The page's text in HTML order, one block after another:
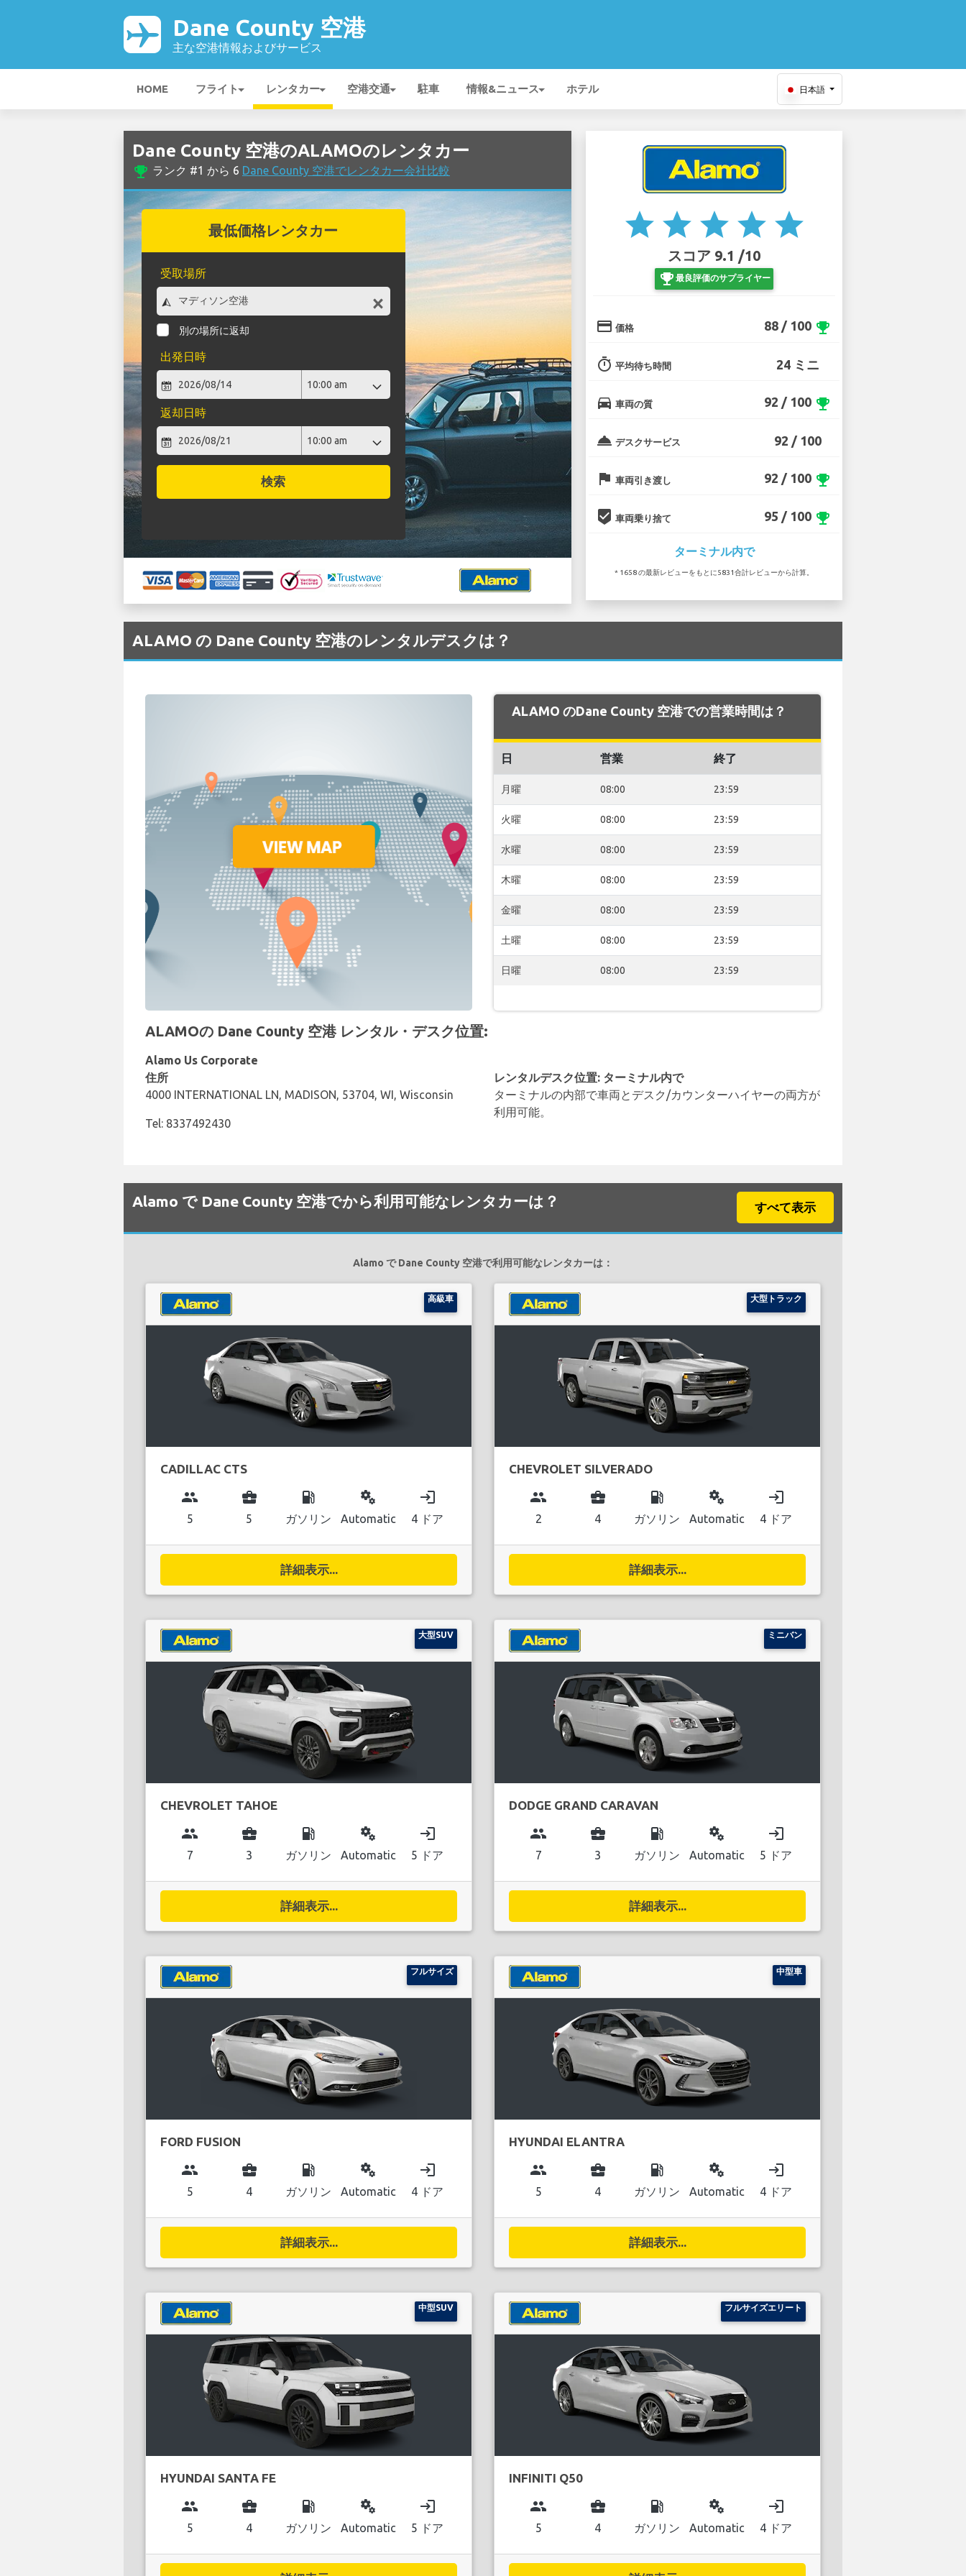
Dane County 空港
主な空港情報およびサービス
HOME フライト レンタカー 空港交通 駐車 情報&ニュース ホテル 日本語
Dane County 空港のALAMOのレンタカー
emoji_events ランク #1 から 6 Dane County 空港でレンタカー会社比較
最低価格レンタカー
受取場所
別の場所に返却
出発日時
返却日時
検索
star star star star star
スコア 9.1 /10
emoji_events 最良評価のサプライヤー
credit_card 価格 88 / 100 emoji_events
timer 平均待ち時間 24 ミニ
directions_car 車両の質 92 / 100 emoji_events
room_service デスクサービス 92 / 100
flag 車両引き渡し 92 / 100 emoji_events
beenhere 車両乗り捨て 95 / 100 emoji_events
ターミナル内で
* 1658 の最新レビューをもとに5831合計レビューから計算。
ALAMO の Dane County 空港のレンタルデスクは？
ALAMO のDane County 空港での営業時間は？
日 営業 終了
月曜 08:00 23:59
火曜 08:00 23:59
水曜 08:00 23:59
木曜 08:00 23:59
金曜 08:00 23:59
土曜 08:00 23:59
日曜 08:00 23:59
ALAMOの Dane County 空港 レンタル・デスク位置:
Alamo Us Corporate
住所
4000 INTERNATIONAL LN, MADISON, 53704, WI, Wisconsin
Tel: 8337492430
レンタルデスク位置: ターミナル内で
ターミナルの内部で車両とデスク/カウンターハイヤーの両方が
利用可能。
Alamo で Dane County 空港でから利用可能なレンタカーは？ すべて表示
Alamo で Dane County 空港で利用可能なレンタカーは：
高級車
CADILLAC CTS
group
5
business_center
5
local_gas_station
ガソリン
miscellaneous_services
Automatic
login
4 ドア
詳細表示...
大型トラック
CHEVROLET SILVERADO
group
2
business_center
4
local_gas_station
ガソリン
miscellaneous_services
Automatic
login
4 ドア
詳細表示...
大型SUV
CHEVROLET TAHOE
group
7
business_center
3
local_gas_station
ガソリン
miscellaneous_services
Automatic
login
5 ドア
詳細表示...
ミニバン
DODGE GRAND CARAVAN
group
7
business_center
3
local_gas_station
ガソリン
miscellaneous_services
Automatic
login
5 ドア
詳細表示...
フルサイズ
FORD FUSION
group
5
business_center
4
local_gas_station
ガソリン
miscellaneous_services
Automatic
login
4 ドア
詳細表示...
中型車
HYUNDAI ELANTRA
group
5
business_center
4
local_gas_station
ガソリン
miscellaneous_services
Automatic
login
4 ドア
詳細表示...
中型SUV
HYUNDAI SANTA FE
group
5
business_center
4
local_gas_station
ガソリン
miscellaneous_services
Automatic
login
5 ドア
フルサイズエリート
INFINITI Q50
group
5
business_center
4
local_gas_station
ガソリン
miscellaneous_services
Automatic
login
4 ドア